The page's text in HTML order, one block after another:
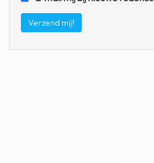
fatbike